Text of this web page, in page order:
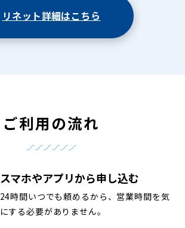
リネット詳細はこちら
ご利用の流れ
スマホやアプリから申し込む
24時間いつでも頼めるから、営業時間を気
にする必要がありません。